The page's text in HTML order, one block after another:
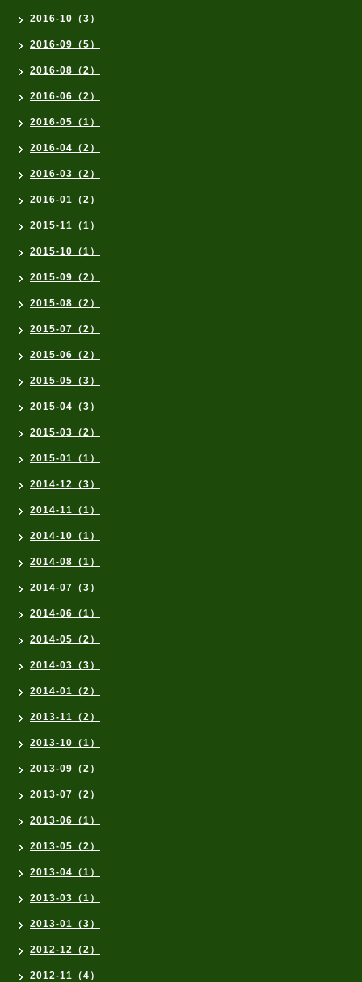
2016-10（3）
2016-09（5）
2016-08（2）
2016-06（2）
2016-05（1）
2016-04（2）
2016-03（2）
2016-01（2）
2015-11（1）
2015-10（1）
2015-09（2）
2015-08（2）
2015-07（2）
2015-06（2）
2015-05（3）
2015-04（3）
2015-03（2）
2015-01（1）
2014-12（3）
2014-11（1）
2014-10（1）
2014-08（1）
2014-07（3）
2014-06（1）
2014-05（2）
2014-03（3）
2014-01（2）
2013-11（2）
2013-10（1）
2013-09（2）
2013-07（2）
2013-06（1）
2013-05（2）
2013-04（1）
2013-03（1）
2013-01（3）
2012-12（2）
2012-11（4）